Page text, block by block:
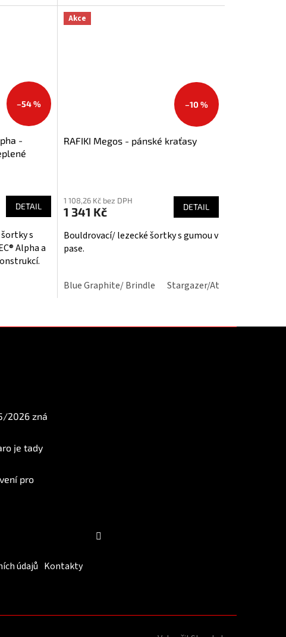
–54 %
-
DETAIL
s
Alpha a
Akce
–10 %
RAFIKI Megos - pánské kraťasy
produktu
je
4,7
z
1 108,26 Kč bez DPH
1 341 Kč DETAIL
Bouldrovací/ lezecké šortky s gumou v
pase.
Blue Graphite/ Brindle Stargazer/Atlantic
2026 zná
je tady
pro
údajů Kontakty